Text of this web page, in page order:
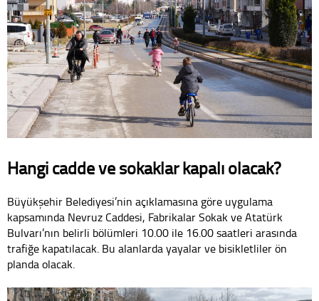
Hangi cadde ve sokaklar kapalı olacak?
Büyükşehir Belediyesi’nin açıklamasına göre uygulama
kapsamında Nevruz Caddesi, Fabrikalar Sokak ve Atatürk
Bulvarı’nın belirli bölümleri 10.00 ile 16.00 saatleri arasında
trafiğe kapatılacak. Bu alanlarda yayalar ve bisikletliler ön
planda olacak.